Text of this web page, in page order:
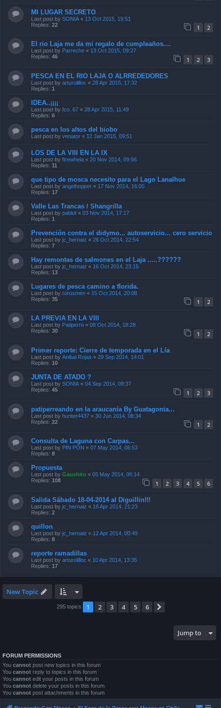
MI LUGAR SECRETO
Last post by SONIA « 13 Oct 2015, 19:51
Replies: 22 1 2
El rio Laja me da mi regalo de cumpleaños....
Last post by Parreche « 13 Oct 2015, 09:27
Replies: 46 1 2 3
PESCA EN EL RIO LAJA O ALRREDEDORES
Last post by arturolilloc « 28 Apr 2015, 17:32
Replies: 1
IDEA..¡¡¡¡
Last post by fco. 67 « 28 Apr 2015, 11:49
Replies: 6
pesca en los altos del biobo
Last post by venator « 12 Jan 2015, 09:51
LOS DE LA VIII EN LA IX
Last post by ftrewhela « 20 Nov 2014, 09:56
Replies: 11
que tipo de mosca necesito para el Lago Lanalhue
Last post by angelhopper « 17 Nov 2014, 16:05
Replies: 17
Valle Las Trancas / Shangrilla
Last post by pablot « 03 Nov 2014, 17:17
Replies: 1
Prevención contra el didymo... autoservicio... cero servicio
Last post by jc_hernaiz « 26 Oct 2014, 22:54
Replies: 7
Hay remontas de salmones en el Laja .....??????
Last post by jc_hernaiz « 16 Oct 2014, 23:15
Replies: 13
Lugares de pesca camino a florida.
Last post by rorosmen « 15 Oct 2014, 20:08
Replies: 35 1 2
LA PREVIA EN LA VIII
Last post by Patiperro « 08 Oct 2014, 18:28
Replies: 30 1 2
Primer reporte: Cierre de temporada en el Lía
Last post by Anibal Rojas « 29 Sep 2014, 14:01
Replies: 10
JUNTA DE ATADO ?
Last post by SONIA « 04 Sep 2014, 09:37
Replies: 45 1 2 3
patiperreando en la araucanía By Guatagonia...
Last post by hunter4437 « 30 Jun 2014, 08:34
Replies: 22 1 2
Consulta de Laguna con Carpas...
Last post by PIN PON « 07 May 2014, 06:53
Replies: 8
Propuesta
Last post by Gaushito « 05 May 2014, 06:14
Replies: 108 1 2 3 4 5 6
Salida Sábado 18-04-2014 al Diguillin!!!
Last post by jc_hernaiz « 16 Apr 2014, 21:23
Replies: 2
quillon
Last post by jc_hernaiz « 12 Apr 2014, 00:49
Replies: 8
reporte ramadillas
Last post by arturolilloc « 10 Apr 2014, 13:35
Replies: 17
New Topic
295 topics 1 2 3 4 5 6
Jump to
FORUM PERMISSIONS
You cannot post new topics in this forum
You cannot reply to topics in this forum
You cannot edit your posts in this forum
You cannot delete your posts in this forum
You cannot post attachments in this forum